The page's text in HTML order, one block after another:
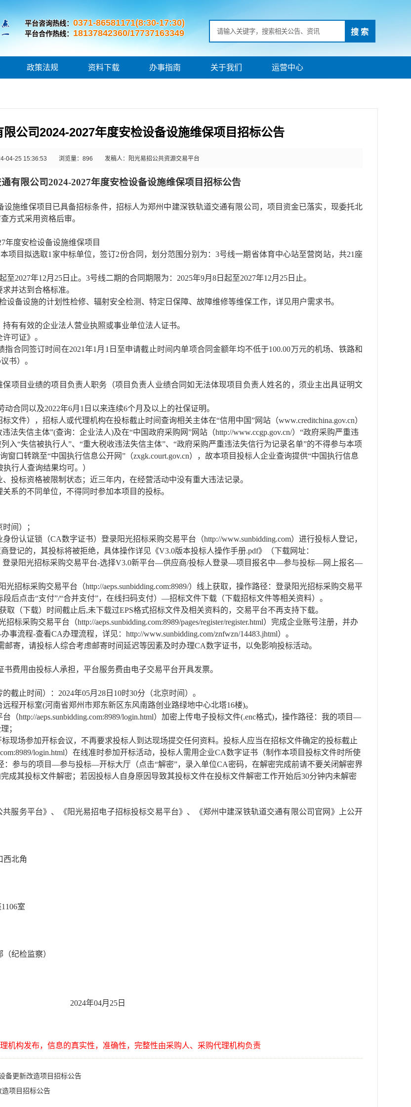
平台咨询热线：0371-86581171(8:30-17:30)
平台合作热线： 18137842360/17737163349 搜 索
政策法规 资料下载 办事指南 关于我们 运营中心
公司2024-2027年度安检设备设施维保项目招标公告
04-25 15:36:53 浏览量： 896 发稿人：阳光易招公共资源交易平台
有限公司2024-2027年度安检设备设施维保项目招标公告
设施维保项目已具备招标条件，招标人为郑州中建深铁轨道交通有限公司，项目资金已落实，现委托北
方式采用资格后审。
年度安检设备设施维保项目
项目拟选取1家中标单位，签订2份合同，划分范围分别为：3号线一期省体育中心站至营岗站，共21座
2027年12月25日止。3号线二期的合同期限为：2025年9月8日起至2027年12月25日止。
并达到合格标准。
设备设施的计划性检修、辐射安全检测、特定日保障、故障维修等维保工作，详见用户需求书。
有有效的企业法人营业执照或事业单位法人证书。
可证》。
合同签订时间在2021年1月1日至申请截止时间内单项合同金额年均不低于100.00万元的机场、铁路和
书）。
项目业绩的项目负责人职务（项目负责人业绩合同如无法体现项目负责人姓名的，须业主出具证明文
合同以及2022年6月1日以来连续6个月及以上的社保证明。
文件），招标人或代理机构在投标截止时间查询相关主体在“信用中国”网站（www.creditchina.gov.cn）
法失信主体”(查询：企业法人)及在“中国政府采购网”网站（http://www.ccgp.gov.cn/）“政府采购严重违
入“失信被执行人”、“重大税收违法失信主体”、“政府采购严重违法失信行为记录名单”的不得参与本项
窗口转跳至“中国执行信息公开网”（zxgk.court.gov.cn），故本项目投标人企业查询提供“中国执行信息
行人查询结果均可。）
投标资格被限制状态；近三年内，在经营活动中没有重大违法记录。
系的不同单位，不得同时参加本项目的投标。
间）；
份认证锁（CA数字证书）登录阳光招标采购交易平台（http://www.sunbidding.com）进行投标人登记，
登记的，其投标将被拒绝，具体操作详见《V3.0版本投标人操作手册.pdf》（下载网址：
：登录阳光招标采购交易平台-选择V3.0新平台—供应商/投标人登录—项目报名中—参与投标—网上报名—
招标采购交易平台（http://aeps.sunbidding.com:8989/）线上获取，操作路径：登录阳光招标采购交易平
点击“支付”/“合并支付”，在线扫码支付）—招标文件下载（下载招标文件等相关资料）。
取（下载）时间截止后,未下载过EPS格式招标文件及相关资料的，交易平台不再支持下载。
采购交易平台（http://aeps.sunbidding.com:8989/pages/register/register.html）完成企业账号注册，并办
流程-查看CA办理流程，详见：http://www.sunbidding.com/znfwzn/14483.jhtml）。
寄，请投标人综合考虑邮寄时间延迟等因素及时办理CA数字证书，以免影响投标活动。
书费用由投标人承担 ，平台服务费由电子交易平台开具发票。
截止时间）：2024年05月28日10时30分（北京时间）。
程开标室(河南省郑州市郑东新区东风南路创业路绿地中心北塔16楼)。
（http://aeps.sunbidding.com:8989/login.html）加密上传电子投标文件(.enc格式)，操作路径：我的项目—
；
现场参加开标会议，不再要求投标人到达现场提交任何资料。投标人应当在招标文件确定的投标截止
login.html）在线准时参加开标活动，投标人需用企业CA数字证书（制作本项目投标文件时所使
参与的项目—参与投标—开标大厅（点击“解密”，录入单位CA密码，在解密完成前请不要关闭解密界
成其投标文件解密；若因投标人自身原因导致其投标文件在投标文件解密工作开始后30分钟内未解密
服务平台》、 《阳光易招电子招标投标交易平台》、《郑州中建深铁轨道交通有限公司官网》
上公开
西北角
室
纪检监察）
25日
机构发布，信息的真实性，准确性，完整性由采购人、采购代理机构负责
备更新改造项目招标公告
项目招标公告